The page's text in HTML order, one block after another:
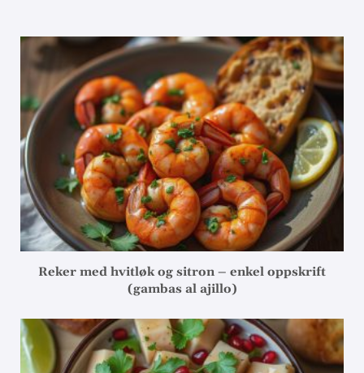
Reker med hvitløk og sitron – enkel oppskrift
(gambas al ajillo)